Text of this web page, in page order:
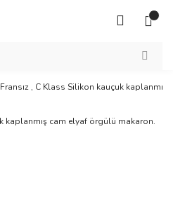
Fransız , C Klass Silikon kauçuk